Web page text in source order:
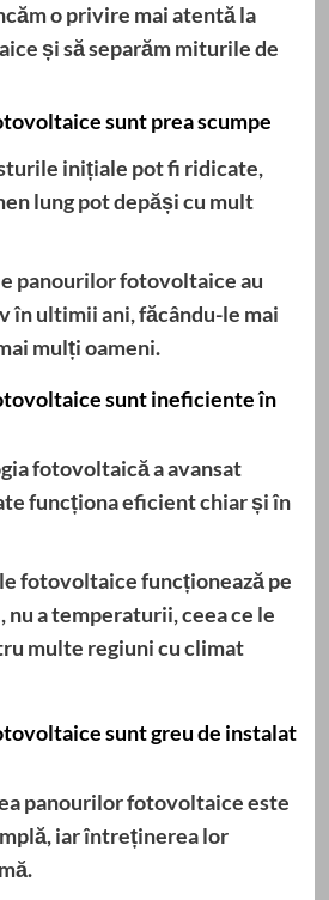
o privire mai atentă la
și să separăm miturile de
sunt prea scumpe
inițiale pot fi ridicate,
lung pot depăși cu mult
panourilor fotovoltaiceau
în ultimii ani, făcându-le mai
mulți oameni.
sunt ineficiente în
fotovoltaicăa avansat
funcționa eficient chiar și în
fotovoltaicefuncționează pe
nu a temperaturii, ceea ce le
multe regiuni cu climat
sunt greu de instalat
panourilor fotovoltaiceeste
iar întreținerea lor